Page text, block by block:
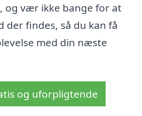
og vær ikke bange for at
der findes, så du kan få
med din næste
og uforpligtende